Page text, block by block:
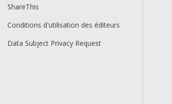
ShareThis
Conditions d'utilisation des éditeurs
Data Subject Privacy Request